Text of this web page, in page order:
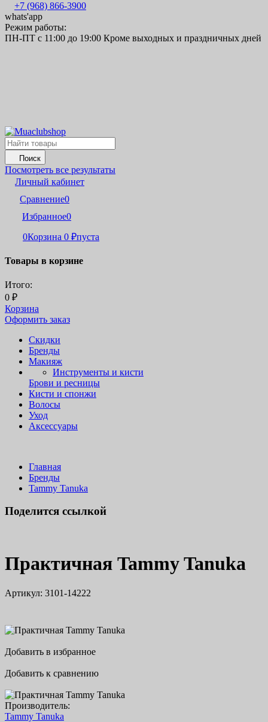
+7 (968) 866-3900
whats'app
Режим работы:
ПН-ПТ с 11:00 до 19:00 Кроме выходных и праздничных дней
Поиск
Посмотреть все результаты
Личный кабинет
Сравнение0
Избранное0
0Корзина 0 ₽пуста
Товары в корзине
Итого:
0 ₽
Корзина
Оформить заказ
Скидки
Бренды
Макияж
Инструменты и кисти
Брови и ресницы
Кисти и спонжи
Волосы
Уход
Аксессуары
Главная
Бренды
Tammy Tanuka
Поделится ссылкой
Практичная Tammy Tanuka
Артикул: 3101-14222
Добавить в избранное
Добавить к сравнению
Производитель:
Tammy Tanuka